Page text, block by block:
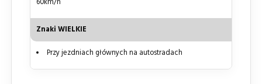
Znaki WIELKIE
Przy jezdniach głównych na autostradach